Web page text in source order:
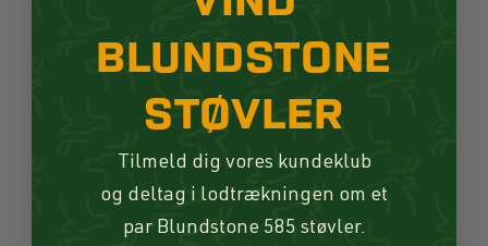
BLUNDSTONE
STØVLER
Tilmeld dig vores kundeklub
og deltag i lodtrækningen om et
par Blundstone 585 støvler.